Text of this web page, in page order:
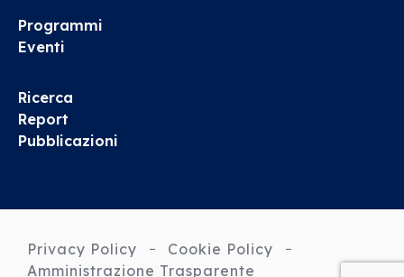
Programmi
Eventi
Ricerca
Report
Pubblicazioni
Privacy Policy
Cookie Policy
Amministrazione Trasparente